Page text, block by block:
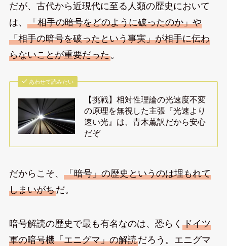
だが、古代から近現代に至る人類の歴史において
は、 「相手の暗号をどのように破ったのか」や
「相手の暗号を破ったという事実」が相手に伝わ
らないことが重要だった。
あわせて読みたい
【挑戦】相対性理論の光速度不変
の原理を無視した主張『光速より
速い光』は、青木薫訳だから安心
だぞ
だからこそ、 「暗号」の歴史というのは埋もれて
しまいがちだ。
暗号解読の歴史で最も有名なのは、恐らく ドイツ
軍の暗号機「エニグマ」の解読だろう。エニグマ